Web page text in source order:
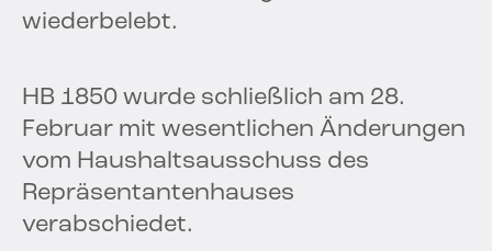
wiederbelebt.
HB 1850 wurde schließlich am 28.
Februar mit wesentlichen Änderungen
vom Haushaltsausschuss des
Repräsentantenhauses
verabschiedet.